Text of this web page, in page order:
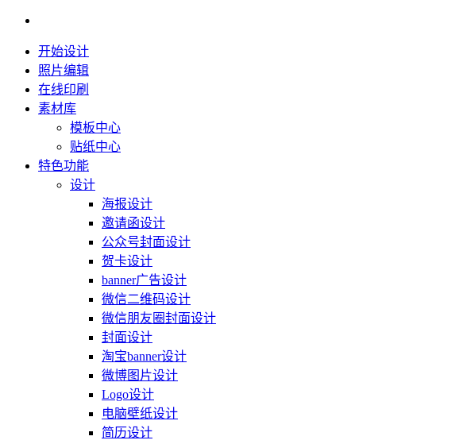
开始设计
照片编辑
在线印刷
素材库
模板中心
贴纸中心
特色功能
设计
海报设计
邀请函设计
公众号封面设计
贺卡设计
banner广告设计
微信二维码设计
微信朋友圈封面设计
封面设计
淘宝banner设计
微博图片设计
Logo设计
电脑壁纸设计
简历设计